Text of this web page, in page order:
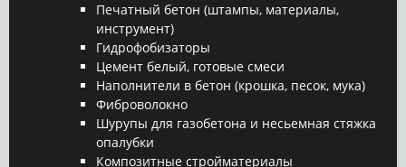
Печатный бетон (штампы, материалы,
инструмент)
Гидрофобизаторы
Цемент белый, готовые смеси
Наполнители в бетон (крошка, песок, мука)
Фиброволокно
Шурупы для газобетона и несьемная стяжка
опалубки
Композитные стройматериалы